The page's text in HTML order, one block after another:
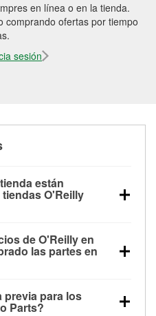
en línea o en la tienda.
comprando ofertas por tiempo
sesión
están
O'Reilly
de alternador y
de la luz “Check Engine”
de
están disponibles en
Parts. La tienda
de O'Reilly en
las partes en
disponibles en la
previa para los
Parts?